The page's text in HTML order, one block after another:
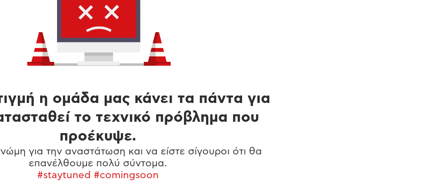
η ομάδα μας κάνει τα πάντα για
το τεχνικό πρόβλημα που
προέκυψε.
για την αναστάτωση και να είστε σίγουροι ότι θα
επανέλθουμε πολύ σύντομα.
#staytuned #comingsoon